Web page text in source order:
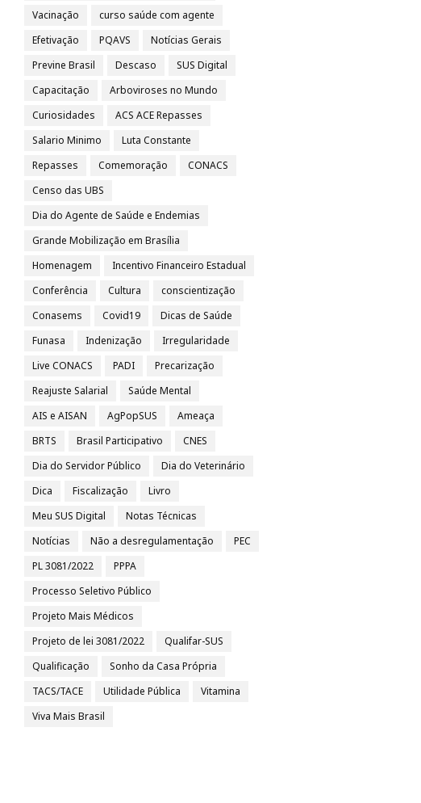
Vacinação
curso saúde com agente
Efetivação
PQAVS
Notícias Gerais
Previne Brasil
Descaso
SUS Digital
Capacitação
Arboviroses no Mundo
Curiosidades
ACS ACE Repasses
Salario Minimo
Luta Constante
Repasses
Comemoração
CONACS
Censo das UBS
Dia do Agente de Saúde e Endemias
Grande Mobilização em Brasília
Homenagem
Incentivo Financeiro Estadual
Conferência
Cultura
conscientização
Conasems
Covid19
Dicas de Saúde
Funasa
Indenização
Irregularidade
Live CONACS
PADI
Precarização
Reajuste Salarial
Saúde Mental
AIS e AISAN
AgPopSUS
Ameaça
BRTS
Brasil Participativo
CNES
Dia do Servidor Público
Dia do Veterinário
Dica
Fiscalização
Livro
Meu SUS Digital
Notas Técnicas
Notícias
Não a desregulamentação
PEC
PL 3081/2022
PPPA
Processo Seletivo Público
Projeto Mais Médicos
Projeto de lei 3081/2022
Qualifar-SUS
Qualificação
Sonho da Casa Própria
TACS/TACE
Utilidade Pública
Vitamina
Viva Mais Brasil